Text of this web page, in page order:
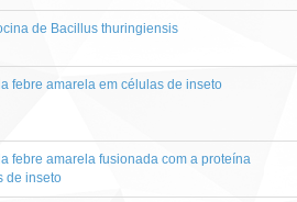
de Bacillus thuringiensis
febre amarela em células de inseto
febre amarela fusionada com a proteína
de inseto